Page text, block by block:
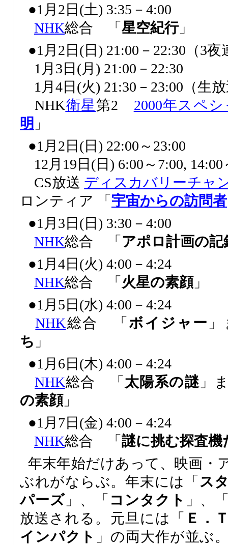
●1月2日(土) 3:35－4:00
NHK総合 「 星空紀行」
●1月2日(日) 21:00－22:30（3夜
1月3日(月) 21:00－22:30
1月4日(火) 21:30－23:00（生
NHK衛星第2 2000年スペ
明 」
●1月2日(日) 22:00～23:00
12月19日(日) 6:00～7:00,
CS放送 ディスカバリーチャ
ロンティア 「 宇宙からの訪問者
●1月3日(日) 3:30－4:00
NHK総合 「 アポロ計画の記
●1月4日(火) 4:00－4:24
NHK総合 「 火星の素顔」
●1月5日(水) 4:00－4:24
NHK総合 「ボイジャー
ち 」
●1月6日(木) 4:00－4:24
NHK総合 「 太陽系の謎 」
の素顔」
●1月7日(金) 4:00－4:24
NHK総合 「 謎に挑む探査機
年末年始だけあって、映画・
ぶれがならぶ。年末には「 ス
パーズ」、「 コンタクト 」、
放送される。元旦には「 Ｅ．
インパクト 」の両大作が並ぶ